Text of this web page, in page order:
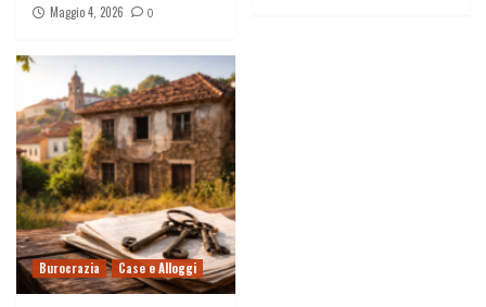
Maggio 4, 2026 0
Burocrazia Case e Alloggi